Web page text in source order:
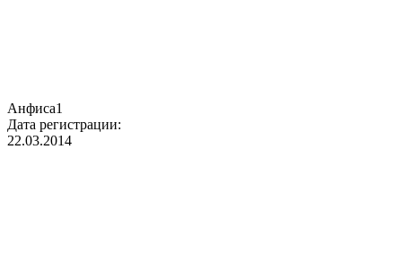
Анфиса1
Дата регистрации:
22.03.2014